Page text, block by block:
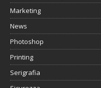
Marketing
News
Photoshop
Printing
Serigrafia